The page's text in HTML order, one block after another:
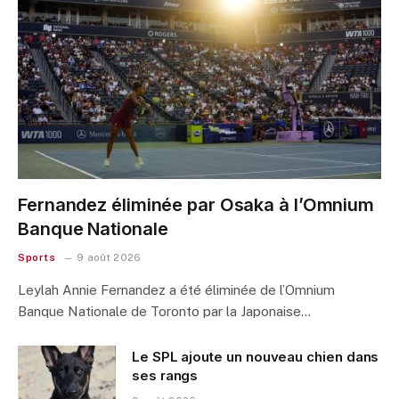
Fernandez éliminée par Osaka à l’Omnium
Banque Nationale
Sports 9 août 2026
Leylah Annie Fernandez a été éliminée de l’Omnium
Banque Nationale de Toronto par la Japonaise…
Le SPL ajoute un nouveau chien dans
ses rangs